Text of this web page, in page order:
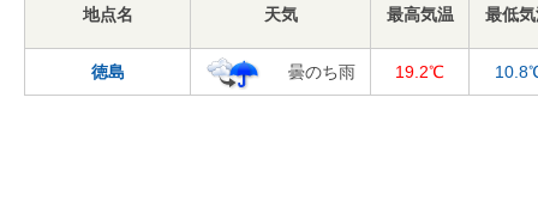
地点名 天気 最高気温 最低
徳島 曇のち雨 19.2℃